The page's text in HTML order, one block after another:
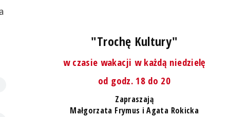
"Trochę Kultury"
w czasie wakacji w każdą niedzielę
od godz. 18 do 20
Zapraszają
Małgorzata Frymus i Agata Rokicka